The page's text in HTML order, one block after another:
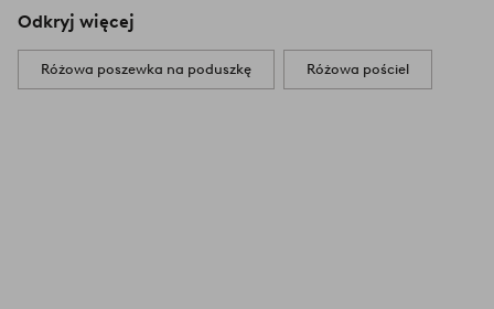
Odkryj więcej
Różowa poszewka na poduszkę Różowa pościel